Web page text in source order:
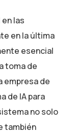
las
en la última
esencial
toma de
empresa de
de IA para
no solo
también